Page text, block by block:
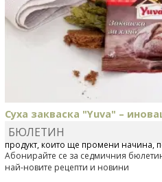
Суха закваска "Yuva" –
Отскоро Лесафр България стартира
продукт, който ще промени начина,
БЮЛЕТИН
Абонирайте се за седмичния
най-новите рецепти и новини